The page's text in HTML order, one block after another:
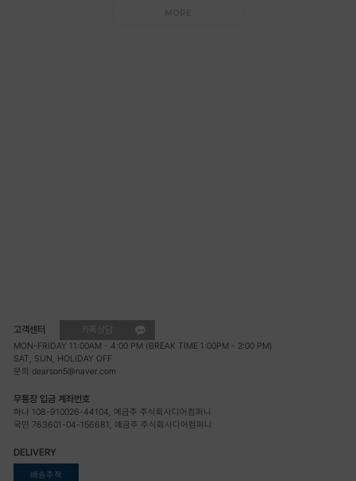
고객센터 카톡상담
MON-FRIDAY 11:00AM - 4:00 PM (BREAK TIME 1:00PM - 2:00 PM)
SAT, SUN, HOLIDAY OFF
문의 dearson5@naver.com
무통장 입금 계좌번호
하나 108-910026-44104, 예금주 주식회사디어컴퍼니
국민 763601-04-156681, 예금주 주식회사디어컴퍼니
DELIVERY
배송추적